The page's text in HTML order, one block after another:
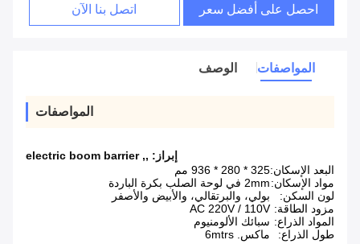
احصل على أفضل سعر اتصل بنا الآن
المواصفات الوصف
المواصفات
إبراز: ,
,
electric boom barrier
البعد الإسكان:325 * 280 * 936 مم
مواد الإسكان:2mm في لوحة الصلب بكرة الباردة
لون السكن:
بولي، والبرتقالي، والأبيض والأصفر
مزود الطاقة: AC 220V / 110V
المواد الذراع: سبائك الألومنيوم
طول الذراع:
ماكس. 6mtrs